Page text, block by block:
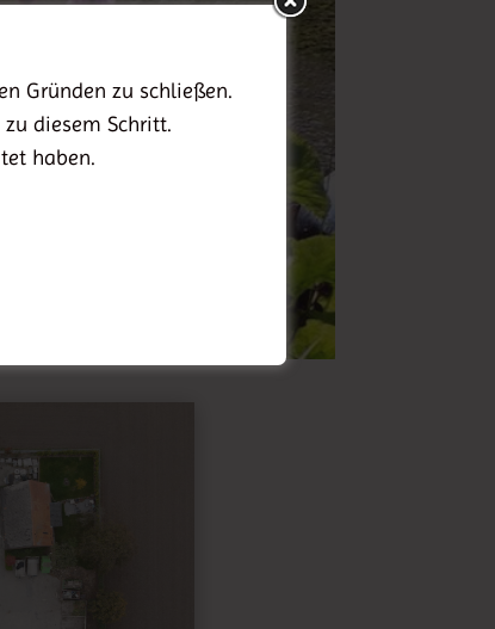
Gründen zu schließen.
diesem Schritt.
haben.